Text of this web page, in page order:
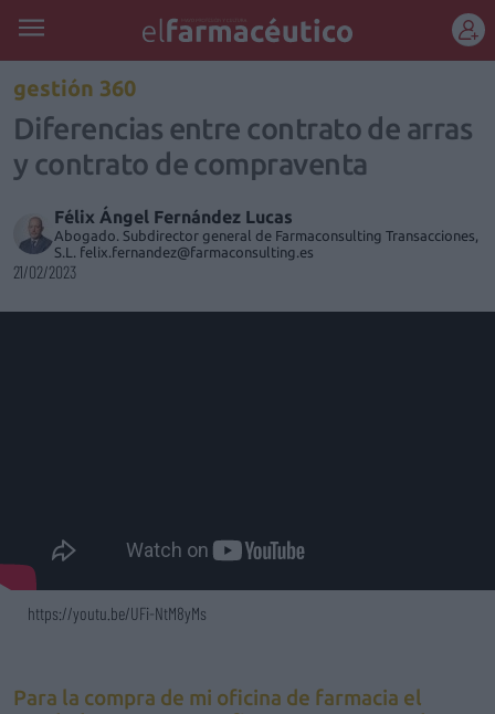
gestión 360
Diferencias entre contrato de arras
y contrato de compraventa
Félix Ángel Fernández Lucas
Abogado. Subdirector general de Farmaconsulting Transacciones,
S.L. felix.fernandez@farmaconsulting.es
21/02/2023
https://youtu.be/UFi-NtM8yMs
Para la compra de mi oficina de farmacia el